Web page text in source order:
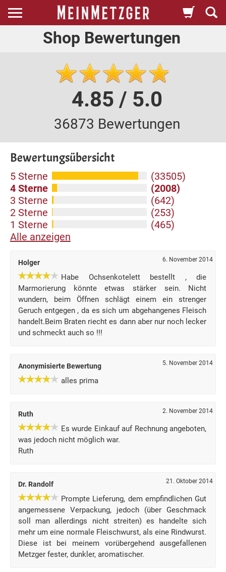
Shop Bewertungen
4.85 / 5.0
36873 Bewertungen
Bewertungsübersicht
5 Sterne
(33505)
4 Sterne
(2008)
3 Sterne
(642)
2 Sterne
(253)
1 Sterne
(465)
Alle anzeigen
Holger 6. November 2014
Habe Ochsenkotelett bestellt , die
Marmorierung könnte etwas stärker sein. Nicht
wundern, beim Öffnen schlägt einem ein strenger
Geruch entgegen , da es sich um abgehangenes Fleisch
handelt.Beim Braten riecht es dann aber nur noch lecker
und schmeckt auch so !!!
Anonymisierte Bewertung 5. November 2014
alles prima
Ruth 2. November 2014
Es wurde Einkauf auf Rechnung angeboten,
was jedoch nicht möglich war.
Ruth
Dr. Randolf 21. Oktober 2014
Prompte Lieferung, dem empfindlichen Gut
angemessene Verpackung, jedoch (über Geschmack
soll man allerdings nicht streiten) es handelte sich
mehr um eine normale Fleischwurst, als eine Rindwurst.
Diese ist bei meinem vorübergehend ausgefallenen
Metzger fester, dunkler, aromatischer.